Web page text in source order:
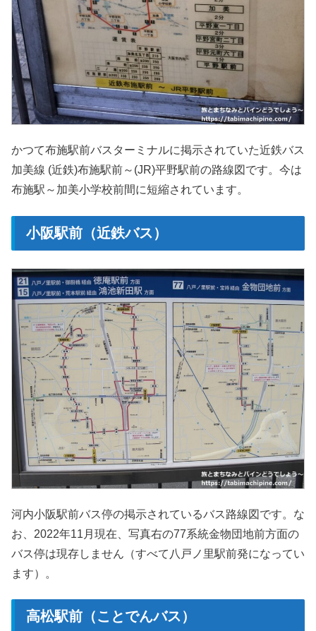
かつて布施駅前バスターミナルに掲示されていた近鉄バス
加美線 (近鉄)布施駅前～(JR)平野駅前の路線図です。今は
布施駅～加美小学校前間に短縮されています。
小阪駅前（近鉄バス）
河内小阪駅前バス停の掲示されているバス路線図です。な
お、2022年11月現在、写真右の77系統金物団地前方面の
バス停は現存しません（すべて八戸ノ里駅前発になってい
ます）。
高松駅前（ことでんバス）